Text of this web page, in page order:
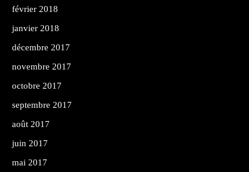
février 2018
janvier 2018
décembre 2017
novembre 2017
octobre 2017
septembre 2017
août 2017
juin 2017
mai 2017